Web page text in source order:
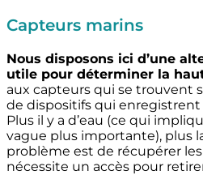
Capteurs marins
Nous disposons ici d’une
utile pour déterminer la
aux capteurs qui se trouvent
de dispositifs qui enregistrent
Plus il y a d’eau (ce qui
vague plus importante), plus
problème est de récupérer
nécessite un accès pour